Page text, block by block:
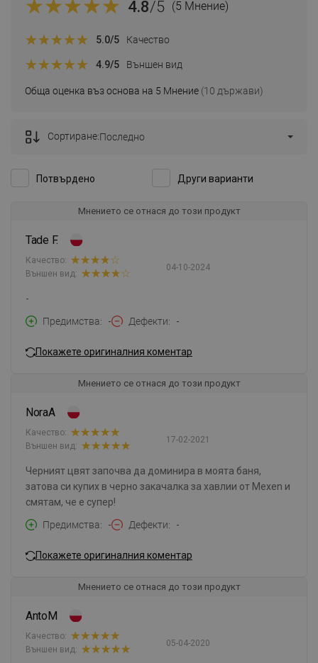
4.8/5 (5 Мнение)
Обща оценка въз основа на 5 Мнение (10 държави)
5.0/5 Качество
4.9/5 Външен вид
Потвърдено Други варианти
Сортиране:Последно
Мнението се отнася до този продукт
Tade F.
04-10-2024
Качество:
Външен вид:
-
Предимства
- Дефекти -
Покажете оригиналния коментар
Мнението се отнася до този продукт
NoraA
17-02-2021
Качество:
Външен вид:
Черният цвят започва да доминира в моята баня,
затова си купих в черно закачалка за хавлии от Mexen и
смятам, че е супер!
Предимства
- Дефекти -
Покажете оригиналния коментар
Мнението се отнася до този продукт
AntoM
05-04-2020
Качество:
Външен вид: